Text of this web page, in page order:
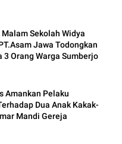
Sekolah Widya
Jawa Todongkan
3 Orang Warga Sumberjo
Amankan Pelaku
Mandi Gereja